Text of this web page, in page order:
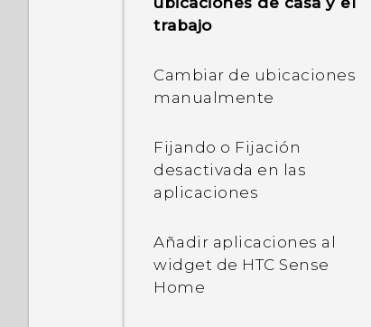
¿Cómo puedo desactivar
teléfono?
IMEI/MEID y el número de
serie de mi teléfono?
opciones de
desarrollador?
trabajo
Cambiar de ubicaciones
manualmente
Fijando o Fijación
desactivada en las
aplicaciones
Añadir aplicaciones al
widget de HTC Sense
Home